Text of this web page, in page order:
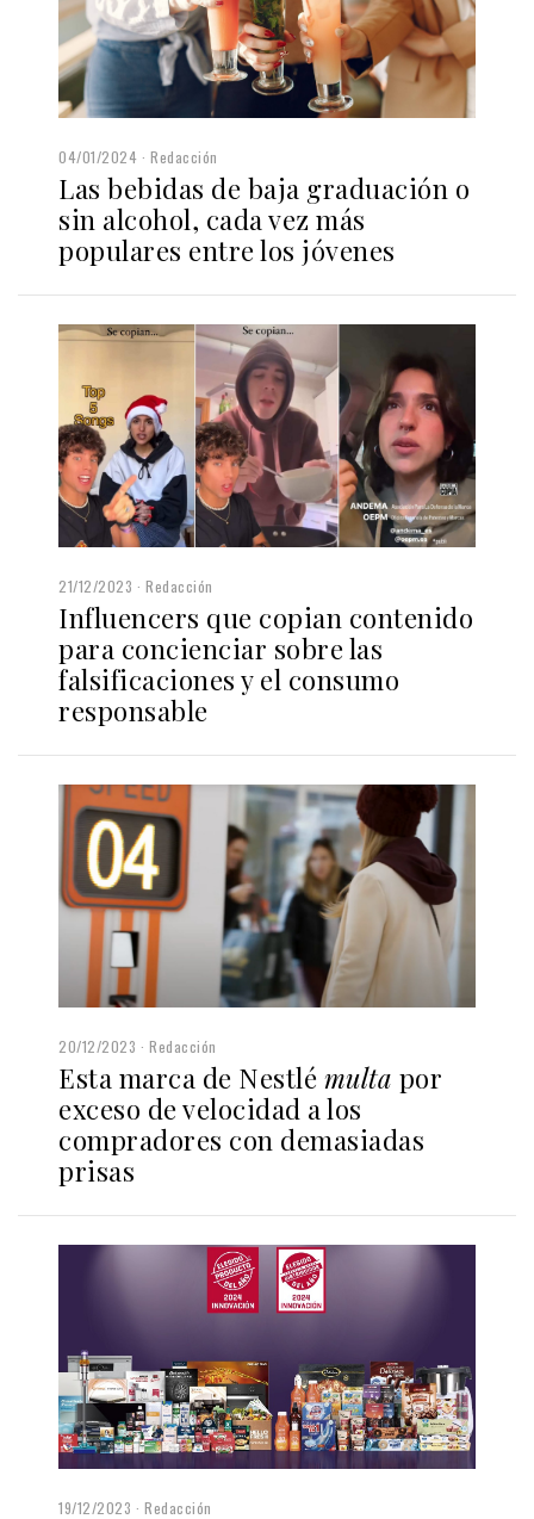
04/01/2024 Redacción
Las bebidas de baja graduación o
sin alcohol, cada vez más
populares entre los jóvenes
21/12/2023 Redacción
Influencers que copian contenido
para concienciar sobre las
falsificaciones y el consumo
responsable
20/12/2023 Redacción
Esta marca de Nestlé multa por
exceso de velocidad a los
compradores con demasiadas
prisas
19/12/2023 Redacción